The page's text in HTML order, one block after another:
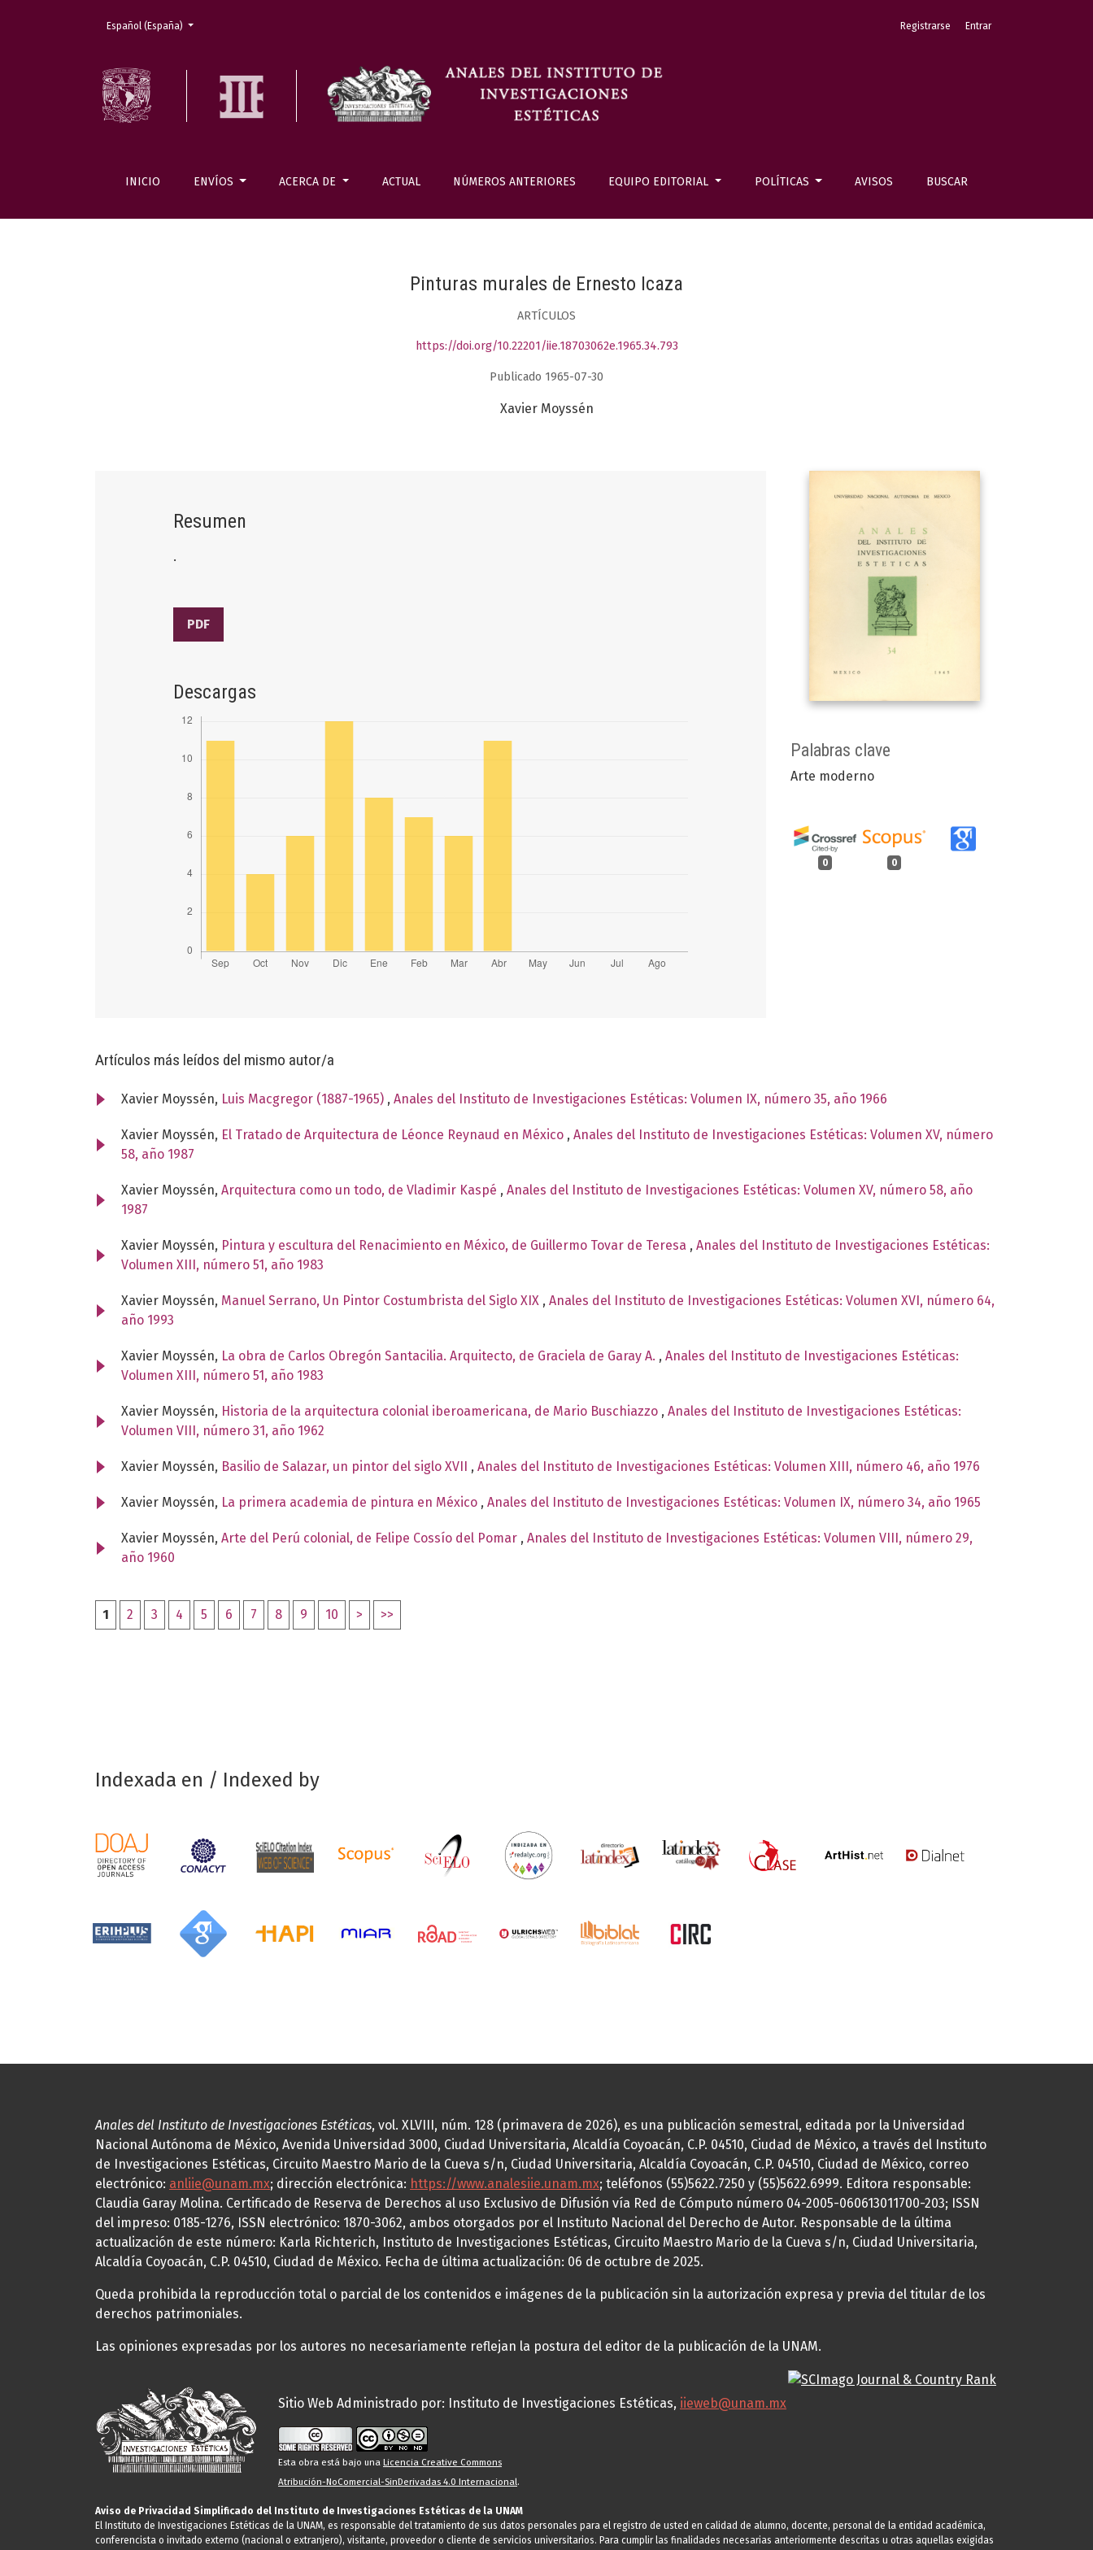
INICIO ENVÍOS ACERCA DE ACTUAL NÚMEROS ANTERIORES EQUIPO EDITORIAL POLÍTICAS AVISOS BUSCAR
Registrarse Entrar
Cambiar el idioma. El actual es:
Español (España)
Pinturas murales de Ernesto Icaza
ARTÍCULOS
https://doi.org/10.22201/iie.18703062e.1965.34.793
Publicado 1965-07-30
Xavier Moyssén
Palabras clave
Arte moderno
0 0
Resumen
.
PDF
Descargas
Artículos más leídos del mismo autor/a
Xavier Moyssén, Luis Macgregor (1887-1965) , Anales del Instituto de Investigaciones Estéticas: Volumen IX, número 35, año 1966
Xavier Moyssén, El Tratado de Arquitectura de Léonce Reynaud en México , Anales del Instituto de Investigaciones Estéticas: Volumen XV, número
58, año 1987
Xavier Moyssén, Arquitectura como un todo, de Vladimir Kaspé , Anales del Instituto de Investigaciones Estéticas: Volumen XV, número 58, año
1987
Xavier Moyssén, Pintura y escultura del Renacimiento en México, de Guillermo Tovar de Teresa , Anales del Instituto de Investigaciones Estéticas:
Volumen XIII, número 51, año 1983
Xavier Moyssén, Manuel Serrano, Un Pintor Costumbrista del Siglo XIX , Anales del Instituto de Investigaciones Estéticas: Volumen XVI, número 64,
año 1993
Xavier Moyssén, La obra de Carlos Obregón Santacilia. Arquitecto, de Graciela de Garay A. , Anales del Instituto de Investigaciones Estéticas:
Volumen XIII, número 51, año 1983
Xavier Moyssén, Historia de la arquitectura colonial iberoamericana, de Mario Buschiazzo , Anales del Instituto de Investigaciones Estéticas:
Volumen VIII, número 31, año 1962
Xavier Moyssén, Basilio de Salazar, un pintor del siglo XVII , Anales del Instituto de Investigaciones Estéticas: Volumen XIII, número 46, año 1976
Xavier Moyssén, La primera academia de pintura en México , Anales del Instituto de Investigaciones Estéticas: Volumen IX, número 34, año 1965
Xavier Moyssén, Arte del Perú colonial, de Felipe Cossío del Pomar , Anales del Instituto de Investigaciones Estéticas: Volumen VIII, número 29,
año 1960
1 2 3 4 5 6 7 8 9 10 > >>
Indexada en / Indexed by
Anales del Instituto de Investigaciones Estéticas, vol. XLVIII, núm. 128 (primavera de 2026), es una publicación semestral, editada por la Universidad
Nacional Autónoma de México, Avenida Universidad 3000, Ciudad Universitaria, Alcaldía Coyoacán, C.P. 04510, Ciudad de México, a través del Instituto
de Investigaciones Estéticas, Circuito Maestro Mario de la Cueva s/n, Ciudad Universitaria, Alcaldía Coyoacán, C.P. 04510, Ciudad de México, correo
electrónico: anliie@unam.mx; dirección electrónica: https://www.analesiie.unam.mx; teléfonos (55)5622.7250 y (55)5622.6999. Editora responsable:
Claudia Garay Molina. Certificado de Reserva de Derechos al uso Exclusivo de Difusión vía Red de Cómputo número 04-2005-060613011700-203; ISSN
del impreso: 0185-1276, ISSN electrónico: 1870-3062, ambos otorgados por el Instituto Nacional del Derecho de Autor. Responsable de la última
actualización de este número: Karla Richterich, Instituto de Investigaciones Estéticas, Circuito Maestro Mario de la Cueva s/n, Ciudad Universitaria,
Alcaldía Coyoacán, C.P. 04510, Ciudad de México. Fecha de última actualización: 06 de octubre de 2025.
Queda prohibida la reproducción total o parcial de los contenidos e imágenes de la publicación sin la autorización expresa y previa del titular de los
derechos patrimoniales.
Las opiniones expresadas por los autores no necesariamente reflejan la postura del editor de la publicación de la UNAM.
Sitio Web Administrado por: Instituto de Investigaciones Estéticas, iieweb@unam.mx
Esta obra está bajo una Licencia Creative Commons
Atribución-NoComercial-SinDerivadas 4.0 Internacional.
Aviso de Privacidad Simplificado del Instituto de Investigaciones Estéticas de la UNAM
El Instituto de Investigaciones Estéticas de la UNAM, es responsable del tratamiento de sus datos personales para el registro de usted en calidad de alumno, docente, personal de la entidad académica,
conferencista o invitado externo (nacional o extranjero), visitante, proveedor o cliente de servicios universitarios. Para cumplir las finalidades necesarias anteriormente descritas u otras aquellas exigidas